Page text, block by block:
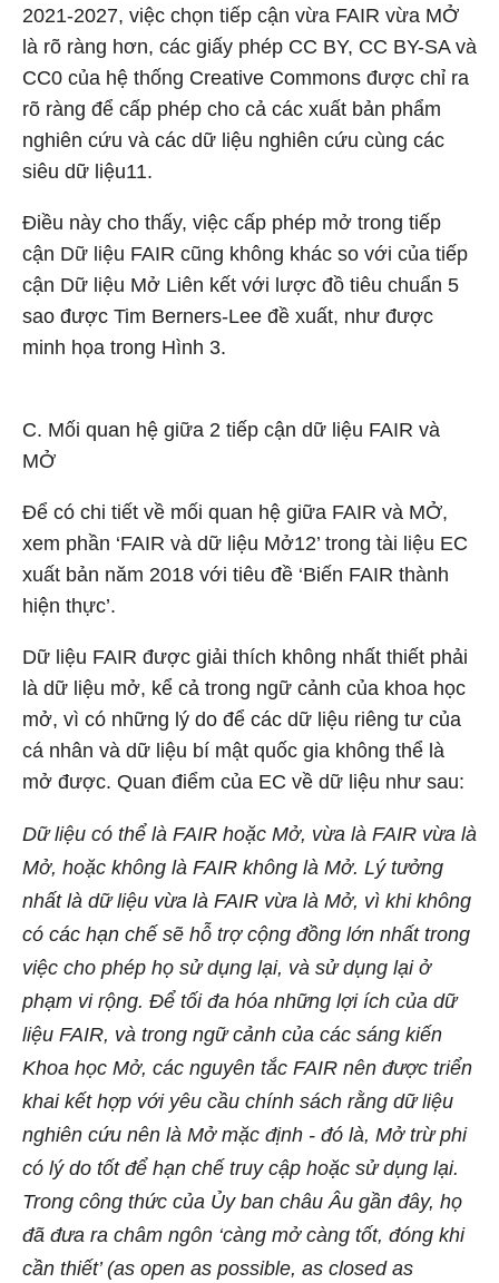
2021-2027, việc chọn tiếp cận vừa FAIR vừa MỞ
là rõ ràng hơn, các giấy phép CC BY, CC BY-SA và
CC0 của hệ thống Creative Commons được chỉ ra
rõ ràng để cấp phép cho cả các xuất bản phẩm
nghiên cứu và các dữ liệu nghiên cứu cùng các
siêu dữ liệu11.
Điều này cho thấy, việc cấp phép mở trong tiếp
cận Dữ liệu FAIR cũng không khác so với của tiếp
cận Dữ liệu Mở Liên kết với lược đồ tiêu chuẩn 5
sao được Tim Berners-Lee đề xuất, như được
minh họa trong Hình 3.
C. Mối quan hệ giữa 2 tiếp cận dữ liệu FAIR và
MỞ
Để có chi tiết về mối quan hệ giữa FAIR và MỞ,
xem phần ‘FAIR và dữ liệu Mở12’ trong tài liệu EC
xuất bản năm 2018 với tiêu đề ‘Biến FAIR thành
hiện thực’.
Dữ liệu FAIR được giải thích không nhất thiết phải
là dữ liệu mở, kể cả trong ngữ cảnh của khoa học
mở, vì có những lý do để các dữ liệu riêng tư của
cá nhân và dữ liệu bí mật quốc gia không thể là
mở được. Quan điểm của EC về dữ liệu như sau:
Dữ liệu có thể là FAIR hoặc Mở, vừa là FAIR vừa là
Mở, hoặc không là FAIR không là Mở. Lý tưởng
nhất là dữ liệu vừa là FAIR vừa là Mở, vì khi không
có các hạn chế sẽ hỗ trợ cộng đồng lớn nhất trong
việc cho phép họ sử dụng lại, và sử dụng lại ở
phạm vi rộng. Để tối đa hóa những lợi ích của dữ
liệu FAIR, và trong ngữ cảnh của các sáng kiến
Khoa học Mở, các nguyên tắc FAIR nên được triển
khai kết hợp với yêu cầu chính sách rằng dữ liệu
nghiên cứu nên là Mở mặc định - đó là, Mở trừ phi
có lý do tốt để hạn chế truy cập hoặc sử dụng lại.
Trong công thức của Ủy ban châu Âu gần đây, họ
đã đưa ra châm ngôn ‘càng mở càng tốt, đóng khi
cần thiết’ (as open as possible, as closed as